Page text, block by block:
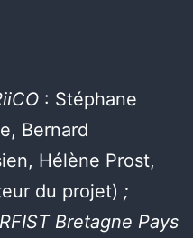
: Stéphane
Bernard
Hélène Prost,
du projet) ;
Bretagne Pays